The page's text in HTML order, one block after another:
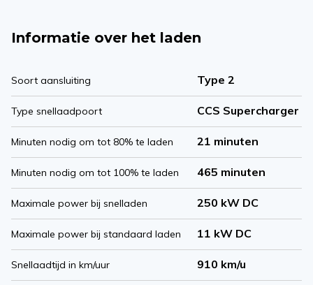
Informatie over het laden
Soort aansluiting Type 2
Type snellaadpoort CCS Supercharger
Minuten nodig om tot 80% te laden 21 minuten
Minuten nodig om tot 100% te laden 465 minuten
Maximale power bij snelladen 250 kW DC
Maximale power bij standaard laden 11 kW DC
Snellaadtijd in km/uur 910 km/u